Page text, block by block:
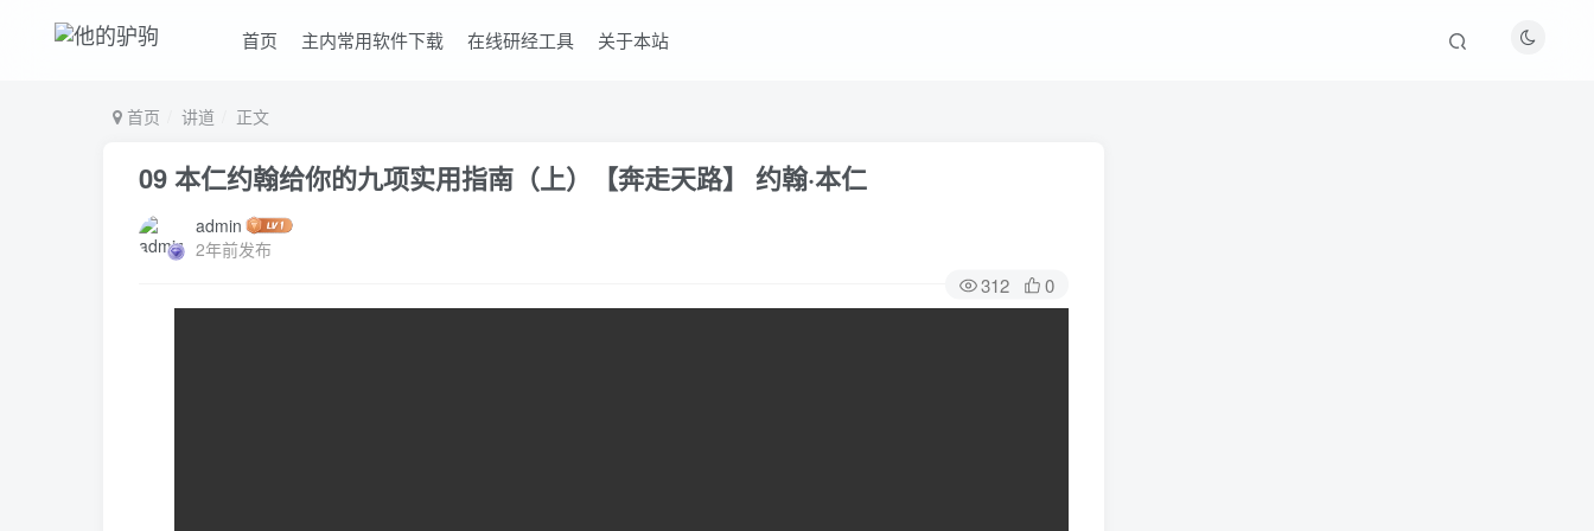
首页 主内常用软件下载 在线研经工具 关于本站
首页 讲道 正文
09 本仁约翰给你的九项实用指南（上）【奔走天路】 约翰·本仁
admin
2年前发布
312 0